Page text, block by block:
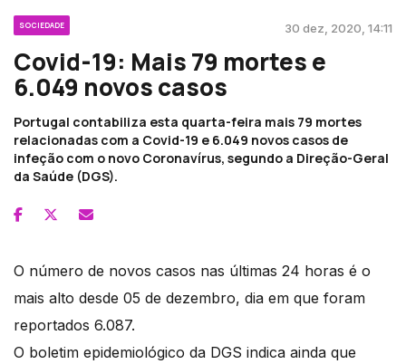
SOCIEDADE 30 dez, 2020, 14:11
Covid-19: Mais 79 mortes e
6.049 novos casos
Portugal contabiliza esta quarta-feira mais 79 mortes
relacionadas com a Covid-19 e 6.049 novos casos de
infeção com o novo Coronavírus, segundo a Direção-Geral
da Saúde (DGS).
O número de novos casos nas últimas 24 horas é o
mais alto desde 05 de dezembro, dia em que foram
reportados 6.087.
O boletim epidemiológico da DGS indica ainda que